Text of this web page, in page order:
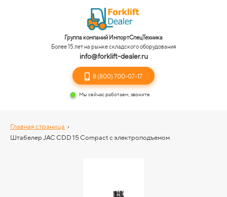
Группа компаний ИмпортСпецТехника
Более 15 лет на рынке складского оборудования
info@forklift-dealer.ru
8 (800) 700-07-17
Мы сейчас работаем, звоните
Главная страница ›
Штабелер JAC CDD 15 Compact с электроподъемом